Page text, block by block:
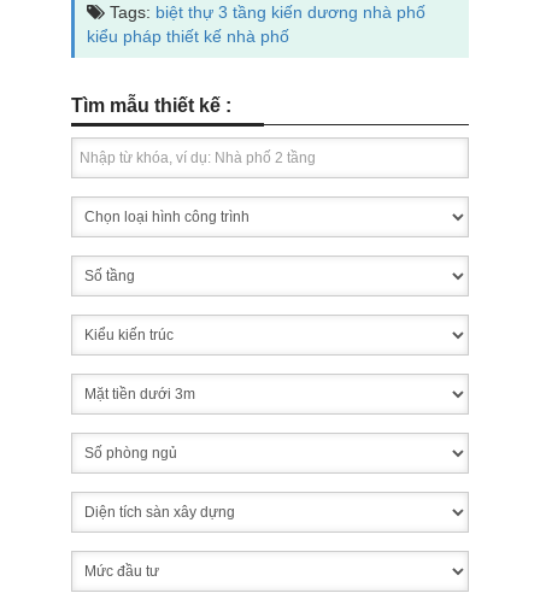
Tags: biệt thự 3 tầng kiến dương nhà phố
kiểu pháp thiết kế nhà phố
Tìm mẫu thiết kế :